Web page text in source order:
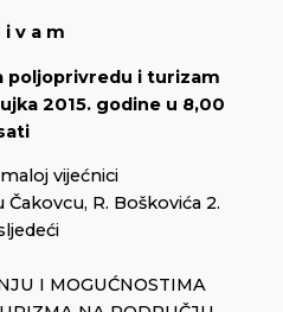
i v a m
poljoprivredu i turizam
2015. godine u 8,00
vijećnici
R. Boškovića 2.
I MOGUĆNOSTIMA